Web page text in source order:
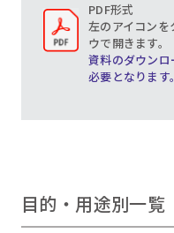
PDF形式
左のアイコンを
ウで開きます。
資料のダウン
必要となります。
目的・用途別一覧